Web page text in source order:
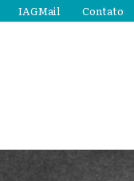
IAGMail Contato